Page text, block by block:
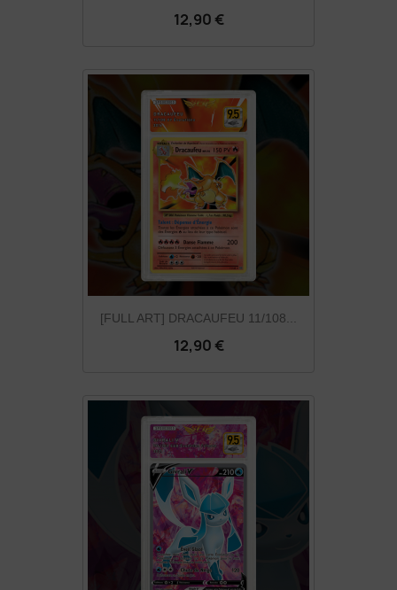
12,90 €
[FULL ART] DRACAUFEU 11/108...
12,90 €